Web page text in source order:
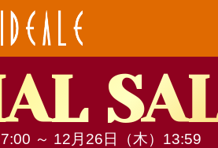
～ 12月26日（木）13:59
象ブランド一覧はこちら